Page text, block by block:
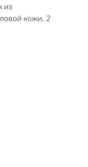
из
кожи, 2